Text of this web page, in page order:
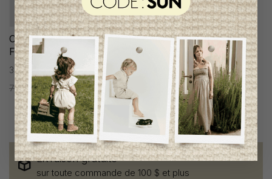
Combi-Court Laranjinha
Fille
3 mois
78,95$CA
39,95$CA
Combi-Court Laranjinha
Fille
3 mois
98,95$CA
49,95$CA
Livraison gratuite
sur toute commande de 100 $ et plus